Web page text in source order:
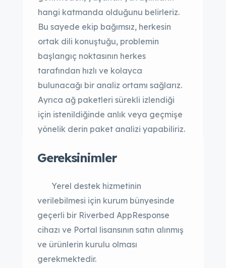
hangi katmanda olduğunu belirleriz.
Bu sayede ekip bağımsız, herkesin
ortak dili konuştuğu, problemin
başlangıç noktasının herkes
tarafından hızlı ve kolayca
bulunacağı bir analiz ortamı sağlarız.
Ayrıca ağ paketleri sürekli izlendiği
için istenildiğinde anlık veya geçmişe
yönelik derin paket analizi yapabiliriz.
Gereksinimler
Yerel destek hizmetinin
verilebilmesi için kurum bünyesinde
geçerli bir Riverbed AppResponse
cihazı ve Portal lisansının satın alınmış
ve ürünlerin kurulu olması
gerekmektedir.